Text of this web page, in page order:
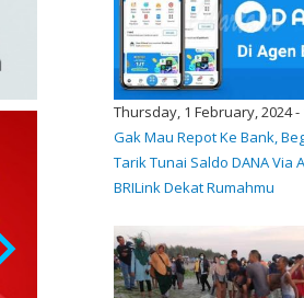
Thursday, 1 February, 2024 -
Gak Mau Repot Ke Bank,
Tarik Tunai Saldo DANA Via
BRILink Dekat Rumahmu